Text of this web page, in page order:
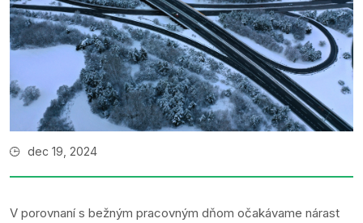
dec 19, 2024
V porovnaní s bežným pracovným dňom očakávame nárast